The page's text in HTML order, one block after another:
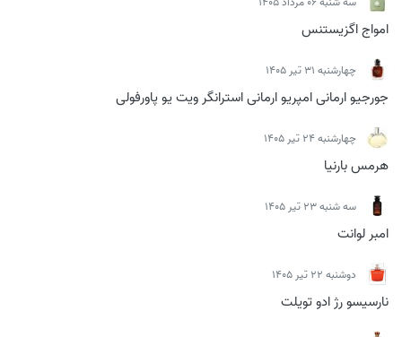
امواج اگزیستنس
چهارشنبه 31 تیر 1405
جورجیو ارمانی امپریو ارمانی استرانگر ویت یو پاورفولی
چهارشنبه 24 تیر 1405
هرمس بارنیا
سه شنبه 23 تیر 1405
امبر لوانت
دوشنبه 22 تیر 1405
نارسیسو رژ ادو تویلت